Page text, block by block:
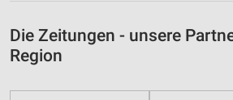
Die Zeitungen - unsere
Region